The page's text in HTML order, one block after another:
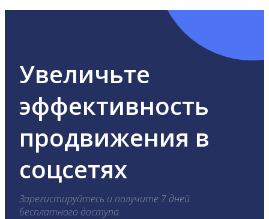
Увеличьте
эффективность
продвижения в
соцсетях
Зарегистируйтесь и получите 7 дней
бесплатного доступа.